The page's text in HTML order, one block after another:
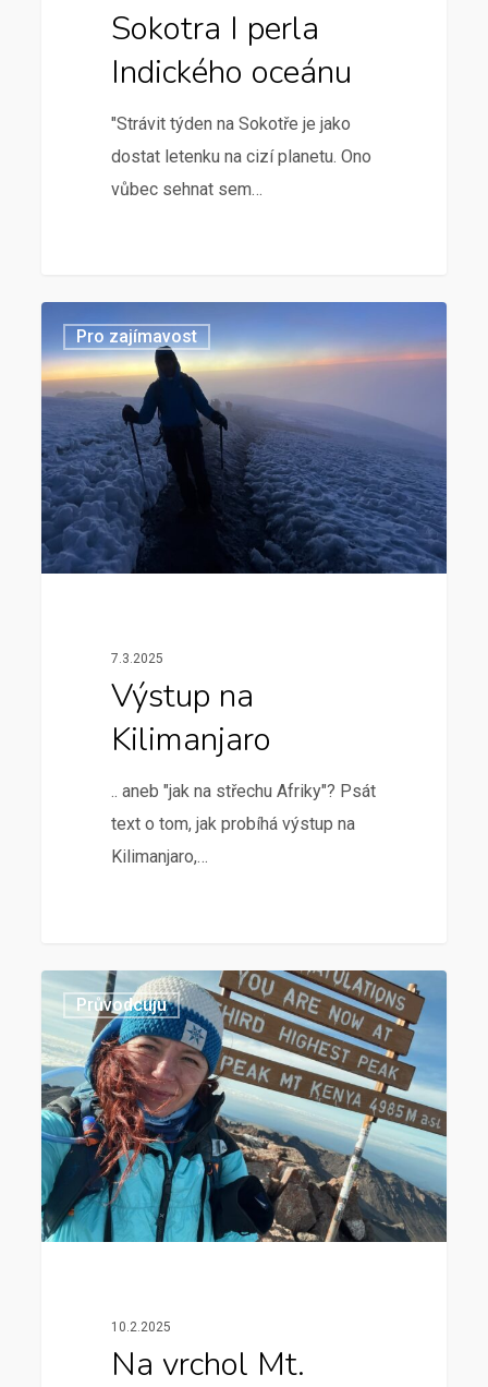
Sokotra I perla
Indického oceánu
"Strávit týden na Sokotře je jako
dostat letenku na cizí planetu. Ono
vůbec sehnat sem…
Pro zajímavost
7.3.2025
Výstup na
Kilimanjaro
.. aneb "jak na střechu Afriky"? Psát
text o tom, jak probíhá výstup na
Kilimanjaro,…
Průvodcuju
10.2.2025
Na vrchol Mt.